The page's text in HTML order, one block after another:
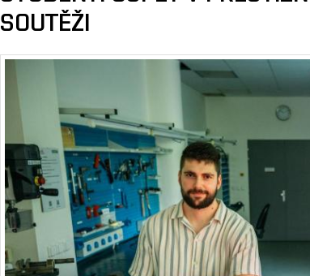
SOUTĚŽI